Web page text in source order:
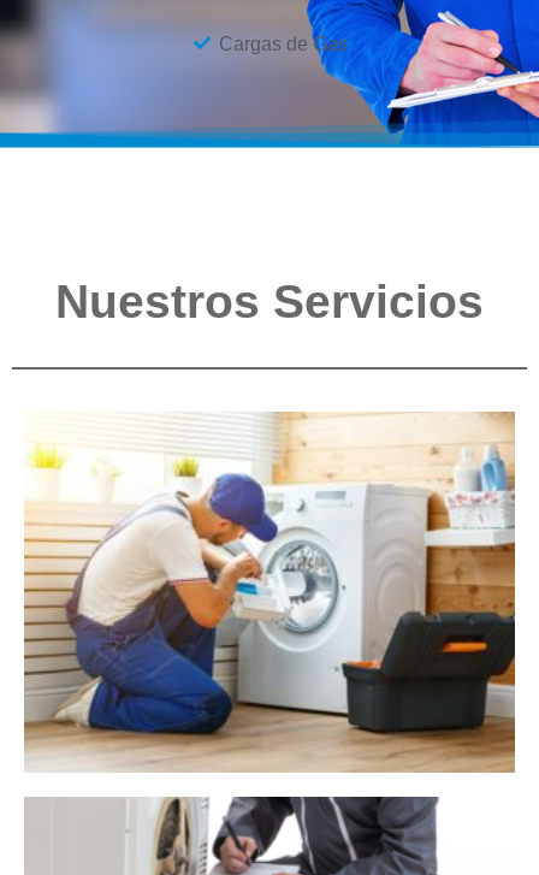
Cargas de Gas
Nuestros Servicios